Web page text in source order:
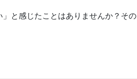
と感じたことはありませんか？その